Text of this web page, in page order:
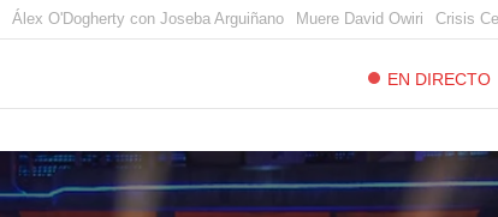
Álex O'Dogherty con Joseba Arguiñano Muere David Owiri Crisis
EN DIRECTO